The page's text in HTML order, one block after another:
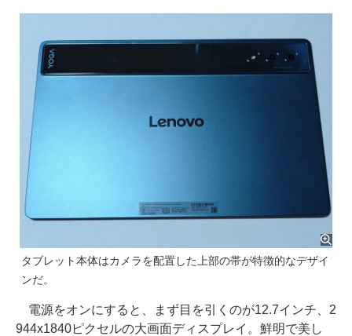
タブレット本体はカメラを配置した上部の帯が特徴的なデザイ
ンだ。
電源をオンにすると、まず目を引くのが12.7インチ、2
944x1840ピクセルの大画面ディスプレイ。鮮明で美し